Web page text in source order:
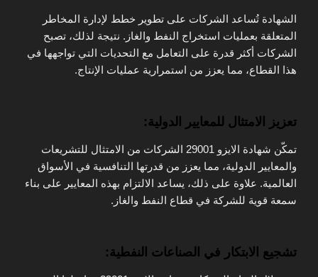
الشهادة تُساعد الشركات على تطوير خطط لإدارة المخاطر
المتعلقة بعمليات استخراج النفط والغاز. نتيجة لذلك، تصبح
الشركات أكثر قدرة على التعامل مع التحديات التي تواجهها في
هذا القطاع، مما يعزز من استمرارية عمليات الإنتاج.
تعزيز الامتثال للمعايير الدولية:
تمكّن شهادة الايزو 29001 الشركات من الامتثال للتشريعات
والمعايير الدولية، مما يعزز من قدرتها التنافسية في الأسواق
العالمية. علاوة على ذلك، يساعد الالتزام بهذه المعايير على بناء
سمعة قوية للشركة في قطاع النفط والغاز.
تشجيع الابتكار في الصناعات النفطية: